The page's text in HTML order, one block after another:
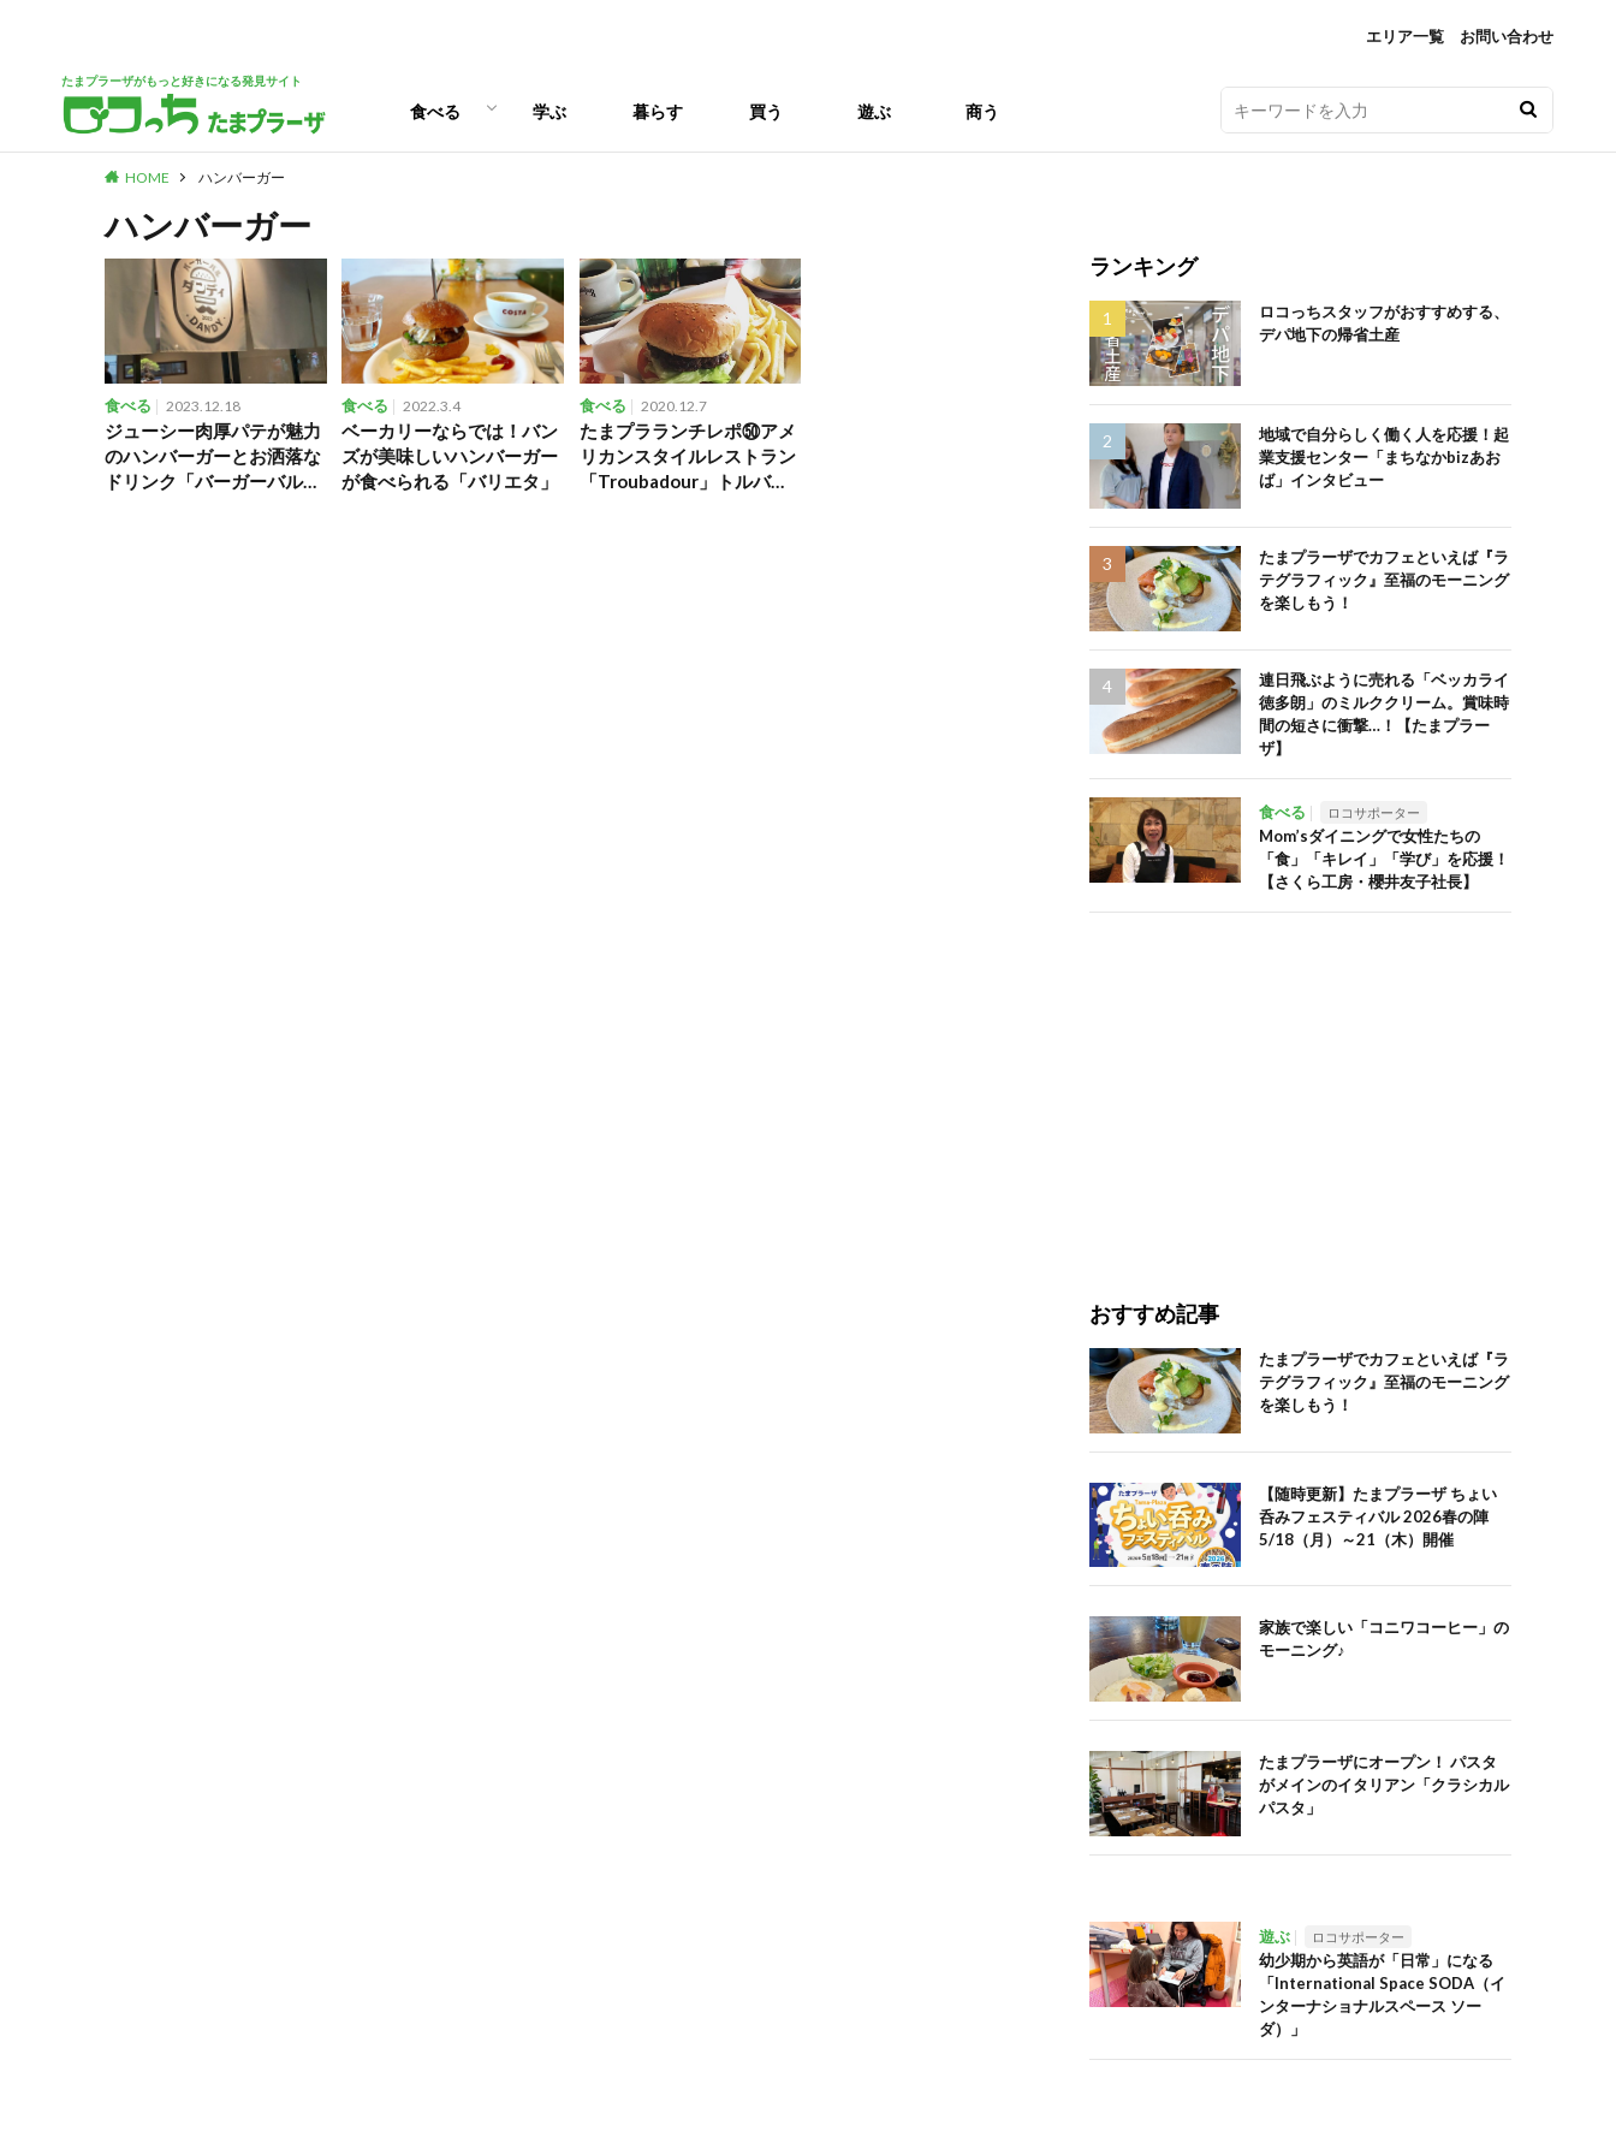
エリア一覧 お問い合わせ
たまプラーザがもっと好きになる発見サイト
食べる 学ぶ 暮らす 買う 遊ぶ 商う
HOME ハンバーガー
ハンバーガー
食べる 2023.12.18
ジューシー肉厚パテが魅力
のハンバーガーとお洒落な
ドリンク「バーガーバルダ
食べる 2022.3.4
ベーカリーならでは！バン
ズが美味しいハンバーガー
が食べられる「バリエタ」
食べる 2020.12.7
たまプラランチレポ㊿アメ
リカンスタイルレストラン
「Troubadour」トルバド
ランキング
ロコっちスタッフがおすすめする、
デパ地下の帰省土産
地域で自分らしく働く人を応援！起
業支援センター「まちなかbizあお
ば」インタビュー
たまプラーザでカフェといえば『ラ
テグラフィック』至福のモーニング
を楽しもう！
連日飛ぶように売れる「ベッカライ
徳多朗」のミルククリーム。賞味時
間の短さに衝撃…！【たまプラー
ザ】
食べる ロコサポーター
Mom’sダイニングで女性たちの
「食」「キレイ」「学び」を応援！
【さくら工房・櫻井友子社長】
おすすめ記事
たまプラーザでカフェといえば『ラ
テグラフィック』至福のモーニング
を楽しもう！
【随時更新】たまプラーザ ちょい
呑みフェスティバル 2026春の陣
5/18（月）～21（木）開催
家族で楽しい「コニワコーヒー」の
モーニング♪
たまプラーザにオープン！ パスタ
がメインのイタリアン「クラシカル
パスタ」
遊ぶ ロコサポーター
幼少期から英語が「日常」になる
「International Space SODA（イ
ンターナショナルスペース ソー
ダ）」